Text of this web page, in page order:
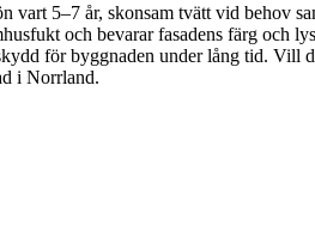
5–7 år, skonsam tvätt vid behov
och bevarar fasadens färg och
för byggnaden under lång tid.
i Norrland.